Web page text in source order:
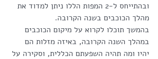
ובהתייחס ל-2 המפות הללו ניתן למדוד את
מהלך הכוכבים בשנה הקרובה.
בהמשך תוכלו לקרוא על מיקום הכוכבים
במהלך השנה הקרובה, באיזה מזלות הם
יהיו ומה תהיה השפעתם הכללית, וסקירה על